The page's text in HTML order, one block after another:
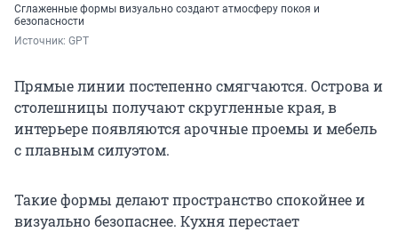
Сглаженные формы визуально создают атмосферу покоя и
безопасности
Источник: GPT
Прямые линии постепенно смягчаются. Острова и
столешницы получают скругленные края, в
интерьере появляются арочные проемы и мебель
с плавным силуэтом.
Такие формы делают пространство спокойнее и
визуально безопаснее. Кухня перестает